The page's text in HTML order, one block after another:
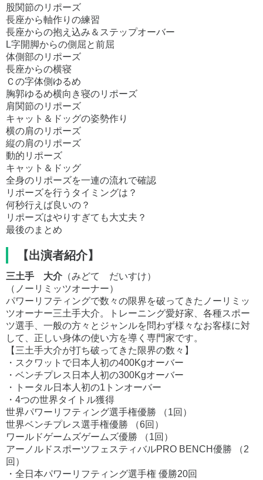
股関節のリポーズ
長座から軸作りの練習
長座からの抱え込み＆ステップオーバー
L字開脚からの側屈と前屈
体側部のリポーズ
長座からの横寝
Ｃの字体側ゆるめ
胸郭ゆるめ横向き寝のリポーズ
肩関節のリポーズ
キャット＆ドッグの姿勢作り
横の肩のリポーズ
縦の肩のリポーズ
動的リポーズ
キャット＆ドッグ
全身のリポーズを一連の流れで確認
リポーズを行うタイミングは？
何秒行えば良いの？
リポーズはやりすぎても大丈夫？
最後のまとめ
【出演者紹介】
三土手 大介 （みどて だいすけ）
（ノーリミッツオーナー）
パワーリフティングで数々の限界を破ってきたノーリミッ
ツオーナー三土手大介。トレーニング愛好家、各種スポー
ツ選手、一般の方々とジャンルを問わず様々なお客様に対
して、正しい身体の使い方を導く専門家です。
【三土手大介が打ち破ってきた限界の数々】
・スクワットで日本人初の400Kgオーバー
・ベンチプレス日本人初の300Kgオーバー
・トータル日本人初の1トンオーバー
・4つの世界タイトル獲得
世界パワーリフティング選手権優勝 （1回）
世界ベンチプレス選手権優勝 （6回）
ワールドゲームズゲームズ優勝 （1回）
アーノルドスポーツフェスティバルPRO BENCH優勝 （2
回）
・全日本パワーリフティング選手権 優勝20回